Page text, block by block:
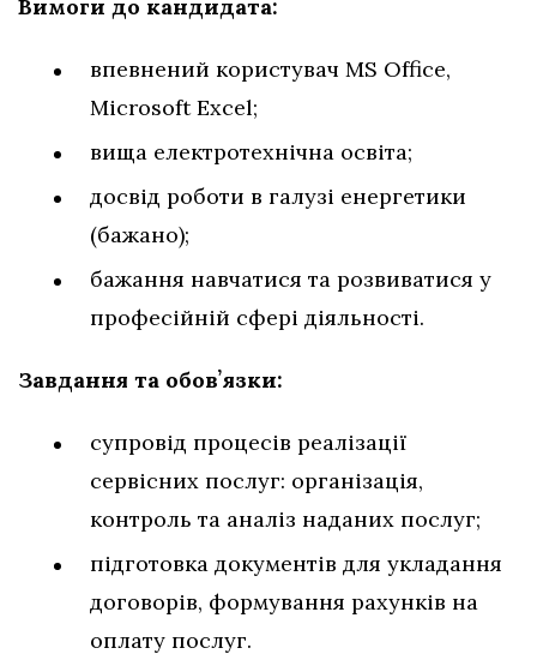
Вимоги до кандидата:
впевнений користувач MS Office,
Microsoft Excel;
вища електротехнічна освіта;
досвід роботи в галузі енергетики
(бажано);
бажання навчатися та розвиватися у
професійній сфері діяльності.
Завдання та обовʼязки:
супровід процесів реалізації
сервісних послуг: організація,
контроль та аналіз наданих послуг;
підготовка документів для укладання
договорів, формування рахунків на
оплату послуг.